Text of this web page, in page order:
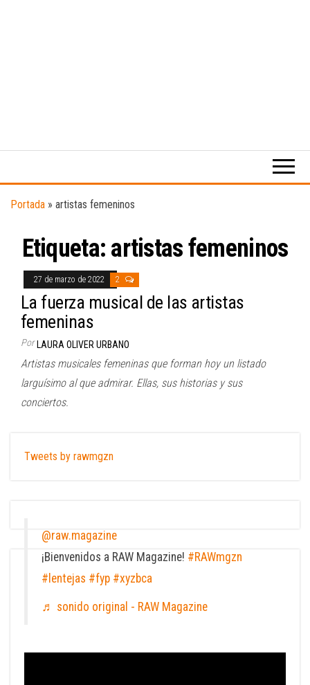
digital
música.
Portada » artistas femeninos
Etiqueta: artistas femeninos
27 de marzo de 2022 2
La fuerza musical de las artistas
femeninas
Por LAURA OLIVER URBANO
Artistas musicales femeninas que forman hoy un listado
larguísimo al que admirar. Ellas, sus historias y sus
conciertos.
Tweets by rawmgzn
@raw.magazine
¡Bienvenidos a RAW Magazine! #RAWmgzn
#lentejas #fyp #xyzbca
♬ sonido original - RAW Magazine